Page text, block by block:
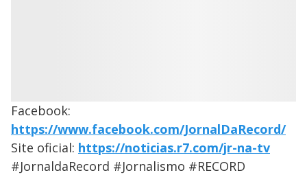
Facebook:
https://www.facebook.com/JornalDaRecord/
Site oficial: https://noticias.r7.com/jr-na-tv
#JornaldaRecord #Jornalismo #RECORD